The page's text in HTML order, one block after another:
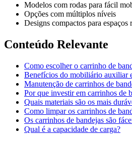
Modelos com rodas para fácil
Opções com múltiplos níveis
Designs compactos para espaços
Conteúdo Relevante
Como escolher o carrinho de
Benefícios do mobiliário auxiliar
Manutenção de carrinhos de
Por que investir em carrinhos de
Quais materiais são os mais
Como limpar os carrinhos de
Os carrinhos de bandejas são
Qual é a capacidade de carga?